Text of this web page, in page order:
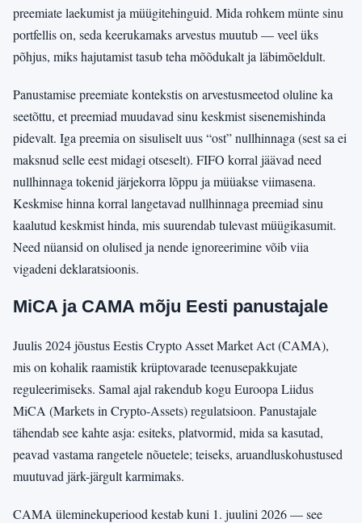
preemiate laekumist ja müügitehinguid. Mida rohkem münte sinu
portfellis on, seda keerukamaks arvestus muutub — veel üks
põhjus, miks hajutamist tasub teha mõõdukalt ja läbimõeldult.
Panustamise preemiate kontekstis on arvestusmeetod oluline ka
seetõttu, et preemiad muudavad sinu keskmist sisenemishinda
pidevalt. Iga preemia on sisuliselt uus “ost” nullhinnaga (sest sa ei
maksnud selle eest midagi otseselt). FIFO korral jäävad need
nullhinnaga tokenid järjekorra lõppu ja müüakse viimasena.
Keskmise hinna korral langetavad nullhinnaga preemiad sinu
kaalutud keskmist hinda, mis suurendab tulevast müügikasumit.
Need nüansid on olulised ja nende ignoreerimine võib viia
vigadeni deklaratsioonis.
MiCA ja CAMA mõju Eesti panustajale
Juulis 2024 jõustus Eestis Crypto Asset Market Act (CAMA),
mis on kohalik raamistik krüptovarade teenusepakkujate
reguleerimiseks. Samal ajal rakendub kogu Euroopa Liidus
MiCA (Markets in Crypto-Assets) regulatsioon. Panustajale
tähendab see kahte asja: esiteks, platvormid, mida sa kasutad,
peavad vastama rangetele nõuetele; teiseks, aruandluskohustused
muutuvad järk-järgult karmimaks.
CAMA üleminekuperiood kestab kuni 1. juulini 2026 — see